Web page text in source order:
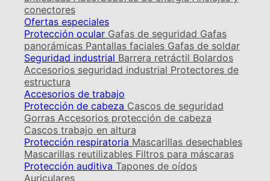
conectores
Ofertas especiales
Protección ocular Gafas de seguridad Gafas
panorámicas Pantallas faciales Gafas de soldar
Seguridad industrial Barrera retráctil Bolardos
Accesorios seguridad industrial Protectores de
estructura
Accesorios de trabajo
Protección de cabeza Cascos de seguridad
Gorras Accesorios protección de cabeza
Cascos trabajo en altura
Protección respiratoria Mascarillas desechables
Mascarillas reutilizables Filtros para máscaras
Protección auditiva Tapones de oídos
Auriculares